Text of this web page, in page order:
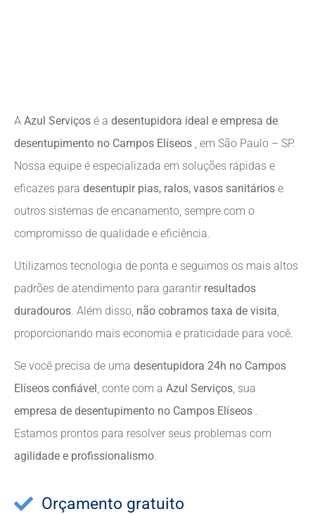
A Azul Serviços é a desentupidora ideal e empresa de
desentupimento no Campos Elíseos , em São Paulo – SP.
Nossa equipe é especializada em soluções rápidas e
eficazes para desentupir pias, ralos, vasos sanitários e
outros sistemas de encanamento, sempre com o
compromisso de qualidade e eficiência.
Utilizamos tecnologia de ponta e seguimos os mais altos
padrões de atendimento para garantir resultados
duradouros. Além disso, não cobramos taxa de visita,
proporcionando mais economia e praticidade para você.
Se você precisa de uma desentupidora 24h no Campos
Elíseos confiável , conte com a Azul Serviços, sua
empresa de desentupimento no Campos Elíseos .
Estamos prontos para resolver seus problemas com
agilidade e profissionalismo.
Orçamento gratuito